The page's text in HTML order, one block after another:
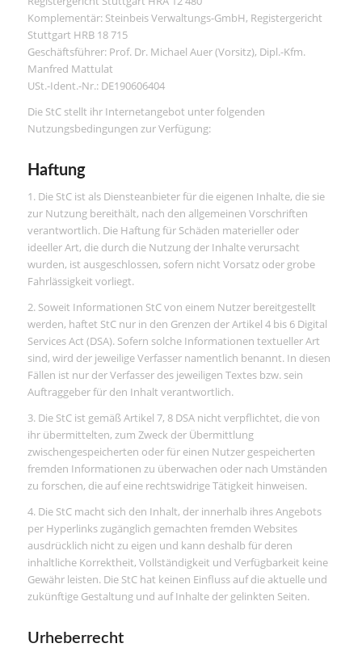
Komplementär: Steinbeis Verwaltungs-GmbH, Registergericht
Stuttgart HRB 18 715
Geschäftsführer: Prof. Dr. Michael Auer (Vorsitz), Dipl.-Kfm.
Manfred Mattulat
USt.-Ident.-Nr.: DE190606404
Die StC stellt ihr Internetangebot unter folgenden
Nutzungsbedingungen zur Verfügung:
Haftung
1. Die StC ist als Diensteanbieter für die eigenen Inhalte, die sie
zur Nutzung bereithält, nach den allgemeinen Vorschriften
verantwortlich. Die Haftung für Schäden materieller oder
ideeller Art, die durch die Nutzung der Inhalte verursacht
wurden, ist ausgeschlossen, sofern nicht Vorsatz oder grobe
Fahrlässigkeit vorliegt.
2. Soweit Informationen StC von einem Nutzer bereitgestellt
werden, haftet StC nur in den Grenzen der Artikel 4 bis 6 Digital
Services Act (DSA). Sofern solche Informationen textueller Art
sind, wird der jeweilige Verfasser namentlich benannt. In diesen
Fällen ist nur der Verfasser des jeweiligen Textes bzw. sein
Auftraggeber für den Inhalt verantwortlich.
3. Die StC ist gemäß Artikel 7, 8 DSA nicht verpflichtet, die von
ihr übermittelten, zum Zweck der Übermittlung
zwischengespeicherten oder für einen Nutzer gespeicherten
fremden Informationen zu überwachen oder nach Umständen
zu forschen, die auf eine rechtswidrige Tätigkeit hinweisen.
4. Die StC macht sich den Inhalt, der innerhalb ihres Angebots
per Hyperlinks zugänglich gemachten fremden Websites
ausdrücklich nicht zu eigen und kann deshalb für deren
inhaltliche Korrektheit, Vollständigkeit und Verfügbarkeit keine
Gewähr leisten. Die StC hat keinen Einfluss auf die aktuelle und
zukünftige Gestaltung und auf Inhalte der gelinkten Seiten.
Urheberrecht